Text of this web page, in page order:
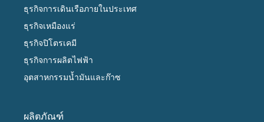
ธุรกิจการเดินเรือภายในประเทศ
ธุรกิจเหมืองแร่
ธุรกิจปิโตรเคมี
ธุรกิจการผลิตไฟฟ้า
อุตสาหกรรมน้ำมันและก๊าซ
ผลิตภัณฑ์